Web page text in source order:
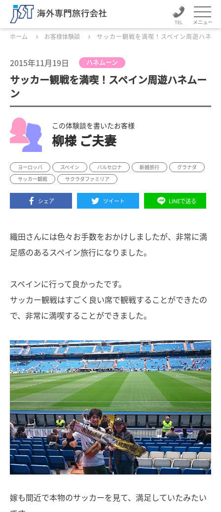
メニュー
ホーム お客様体験談 サッカー観戦を満喫！スペイン周遊ハネム
2015年11月19日 ハネムーン
サッカー観戦を満喫！スペイン周遊ハネムー
ン
この体験談を書いたお客様
柳様 ご夫妻
ヨーロッパ スペイン バルセロナ 新婚旅行
グラナダ
サッカー観戦
サクラダファミリア
シェア ツイート LINEで送る
織田さんには色々お手数をおかけしましたが、非常に満
足感のあるスペイン旅行になりました。
スペインに行って良かったです。
サッカー観戦はすごく良い席で観戦することができたの
で、非常に満喫することができました。
嫁も間近で本物のサッカーを見て、満足していたみたい